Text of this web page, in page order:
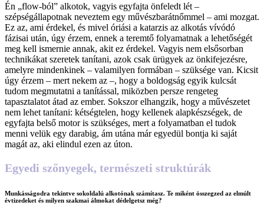
Én „flow-ból” alkotok, vagyis egyfajta önfeledt lét –
szépségállapotnak neveztem egy művészbarátnőmmel – ami mozgat.
Ez az, ami érdekel, és mivel óriási a katarzis az alkotás vívódó
fázisai után, úgy érzem, ennek a teremtő folyamatnak a lehetőségét
meg kell ismernie annak, akit ez érdekel. Vagyis nem elsősorban
technikákat szeretek tanítani, azok csak ürügyek az önkifejezésre,
amelyre mindenkinek – valamilyen formában – szüksége van. Kicsit
úgy érzem – mert nekem az –, hogy a boldogság egyik kulcsát
tudom megmutatni a tanítással, miközben persze rengeteg
tapasztalatot átad az ember. Sokszor elhangzik, hogy a művészetet
nem lehet tanítani: kétségtelen, hogy kellenek alapkészségek, de
egyfajta belső motor is szükséges, mert a folyamatban el tudok
menni velük egy darabig, ám utána már egyedül bontja ki saját
magát az, aki elindul ezen az úton.
Egyedi szőnyegek, természeti struktúrák
Munkásságodra tekintve sokoldalú alkotónak számítasz. Te miként összegzed az elmúlt
évtizedeket és milyen szakmai álmokat dédelgetsz még?